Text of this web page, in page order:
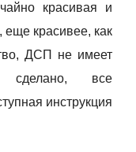
красивая и
еще красивее, как
ДСП не имеет
сделано, все
инструкция